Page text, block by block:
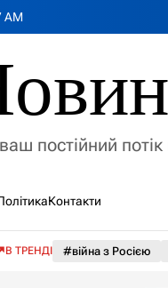
AM
постійний потік
Контакти
В ТРЕНДІ #війна з Росією